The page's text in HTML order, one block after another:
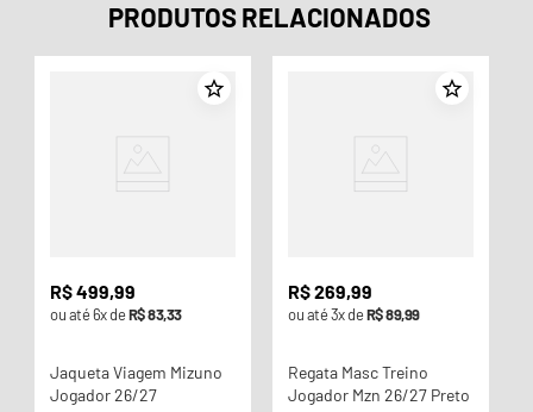
PRODUTOS RELACIONADOS
R$499,99
ou até6x deR$83,33
Jaqueta Viagem Mizuno
Jogador 26/27
R$269,99
ou até3x deR$89,99
Regata Masc Treino
Jogador Mzn 26/27 Preto